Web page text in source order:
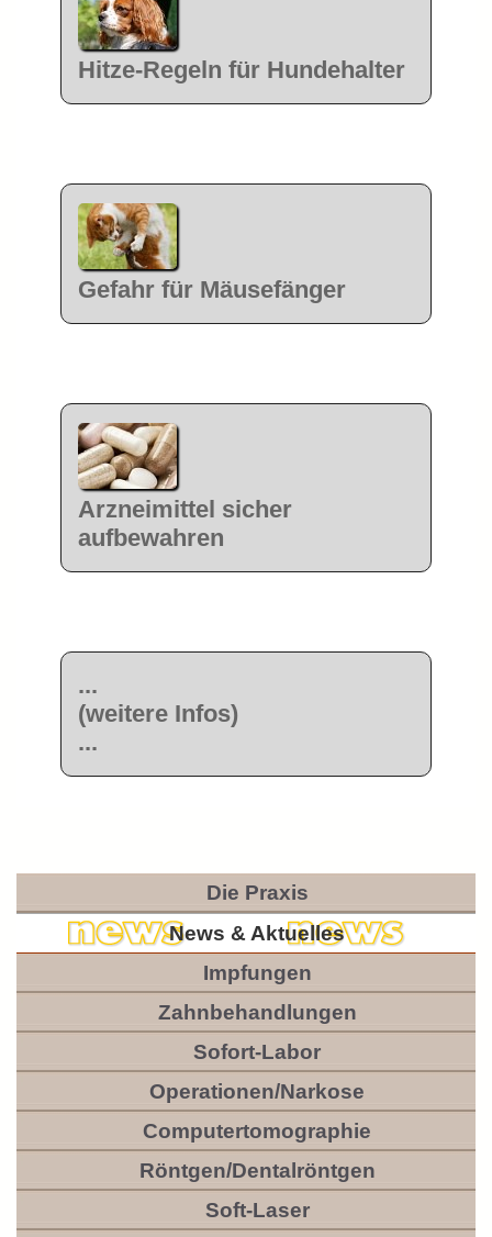
Hitze-Regeln für Hundehalter
Gefahr für Mäusefänger
Arzneimittel sicher
aufbewahren
...
(weitere Infos)
...
Die Praxis
News & Aktuelles
Impfungen
Zahnbehandlungen
Sofort-Labor
Operationen/Narkose
Computertomographie
Röntgen/Dentalröntgen
Soft-Laser